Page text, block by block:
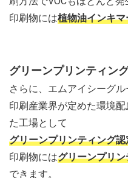
印刷物には植物油インキマ
グリーンプリンティン
さらに、エムアイシーグル
印刷産業界が定めた環境
た工場として
グリーンプリンティング認
印刷物にはグリーンプリ
できます。